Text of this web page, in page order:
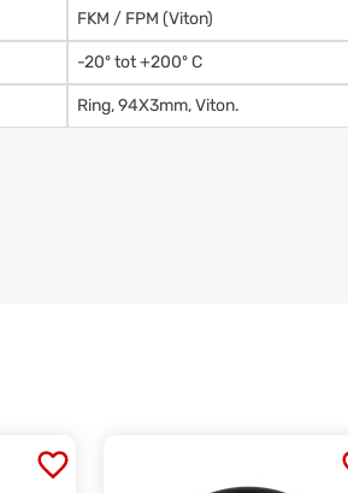
FKM / FPM (Viton)
-20º tot +200º C
Ring, 94X3mm, Viton.